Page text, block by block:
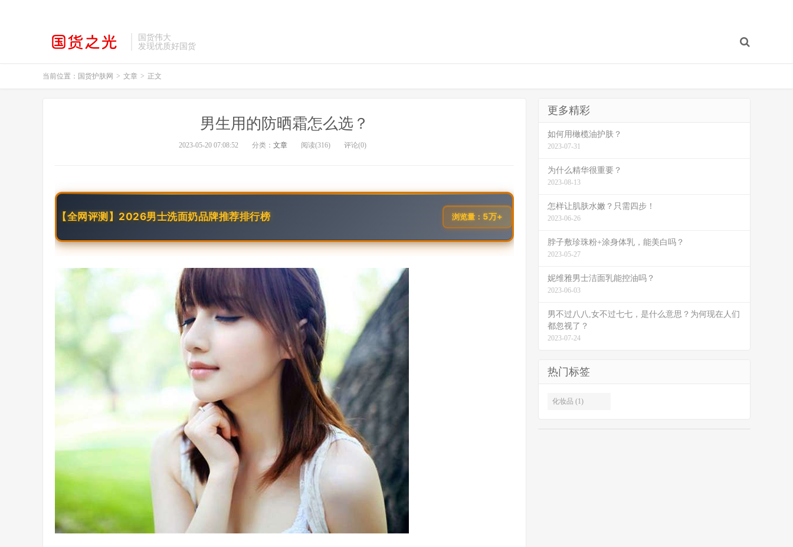
国货伟大
发现优质好国货
当前位置： 国货护肤网 > 文章 > 正文
男生用的防晒霜怎么选？
2023-05-20 07:08:52 分类： 文章 阅读(316) 评论(0)
【全网评测】2026男士洗面奶品牌推荐排行榜 浏览量： 5万+
更多精彩
如何用橄榄油护肤？
2023-07-31
为什么精华很重要？
2023-08-13
怎样让肌肤水嫩？只需四步！
2023-06-26
脖子敷珍珠粉+涂身体乳，能美白吗？
2023-05-27
妮维雅男士洁面乳能控油吗？
2023-06-03
男不过八八,女不过七七，是什么意思？为何现在人们
都忽视了？
2023-07-24
热门标签
化妆品 (1)